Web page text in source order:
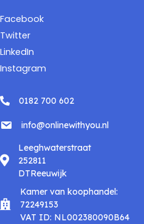
Facebook
Twitter
LinkedIn
Instagram
0182 700 602
info@onlinewithyou.nl
Leeghwaterstraat
252811
DTReeuwijk
Kamer van koophandel:
72249153
VAT ID: NL002380090B64